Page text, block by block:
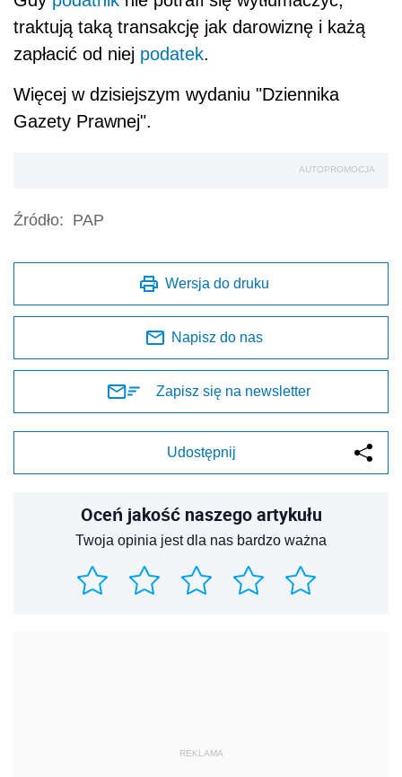
traktują taką transakcję jak darowiznę i każą
zapłacić od niej podatek.
Więcej w dzisiejszym wydaniu "Dziennika
Gazety Prawnej".
AUTOPROMOCJA
Źródło: PAP
Wersja do druku
Napisz do nas
Zapisz się na newsletter
Udostępnij
Oceń jakość naszego artykułu
Twoja opinia jest dla nas bardzo ważna
REKLAMA